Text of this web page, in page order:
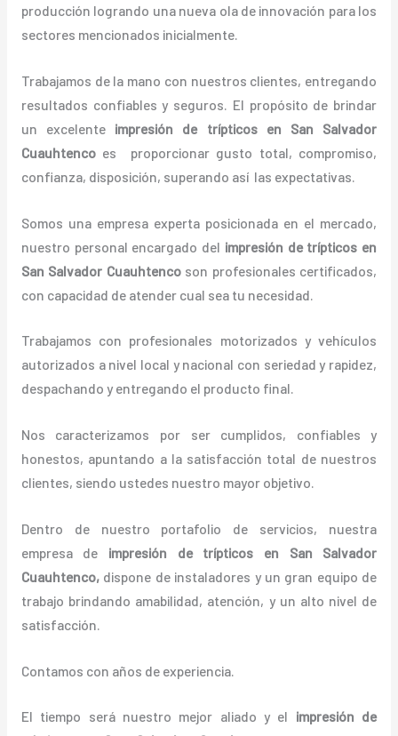
producción logrando una nueva ola de innovación para los
sectores mencionados inicialmente.
Trabajamos de la mano con nuestros clientes, entregando
resultados confiables y seguros. El propósito de brindar
un excelente impresión de trípticosen San Salvador
Cuauhtenco es proporcionar gusto total, compromiso,
confianza, disposición, superando así las expectativas.
Somos una empresa experta posicionada en el mercado,
nuestro personal encargado del impresión de trípticos en
San Salvador Cuauhtencoson profesionales certificados,
con capacidad de atender cual sea tu necesidad.
Trabajamos con profesionales motorizados y vehículos
autorizados a nivel local y nacional con seriedad y rapidez,
despachando y entregando el producto final.
Nos caracterizamos por ser cumplidos, confiables y
honestos, apuntando a la satisfacción total de nuestros
clientes, siendo ustedes nuestro mayor objetivo.
Dentro de nuestro portafolio de servicios, nuestra
empresa de impresión de trípticos
en San Salvador
Cuauhtenco,dispone de instaladores y un gran equipo de
trabajo brindando amabilidad, atención, y un alto nivel de
satisfacción.
Contamos con años de experiencia.
El tiempo será nuestro mejor aliado y el impresión de